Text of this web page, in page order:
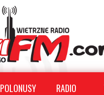
POLONUSY RADIO